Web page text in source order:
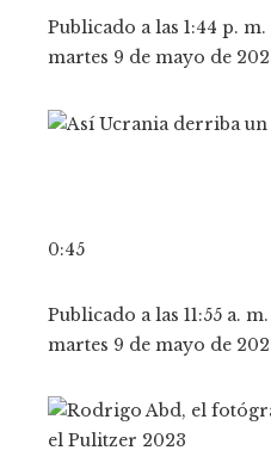
Publicado a las 1:44 p.
martes 9 de mayo de
0:45
Publicado a las 11:55 a.
martes 9 de mayo de